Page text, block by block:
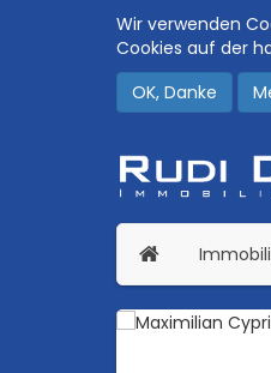
Wir verwenden
Cookies auf der
OK, Danke